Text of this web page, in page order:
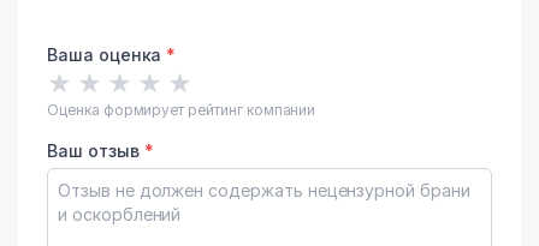
Ваша оценка *
★ ★ ★ ★ ★
Оценка формирует рейтинг компании
Ваш отзыв *